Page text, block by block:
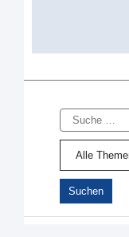
Suche